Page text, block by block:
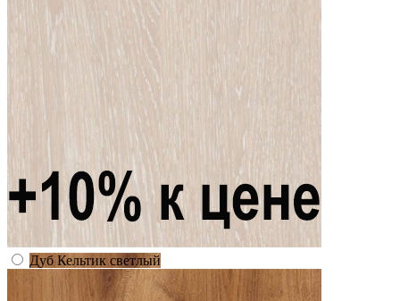
Дуб Кельтик светлый